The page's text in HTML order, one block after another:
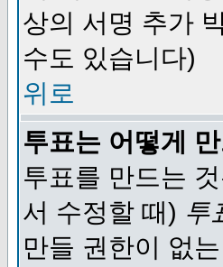
상의 서명 추가
수도 있습니다)
위로
투표는 어떻게
투표를 만드는
서 수정할 때) 투
만들 권한이 없